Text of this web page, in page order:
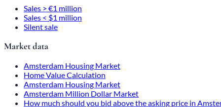
Sales > €1 million
Sales < $1 million
Silent sale
Market data
Amsterdam Housing Market
Home Value Calculation
Amsterdam Housing Market
Amsterdam Million Dollar Market
How much should you bid above the asking price in